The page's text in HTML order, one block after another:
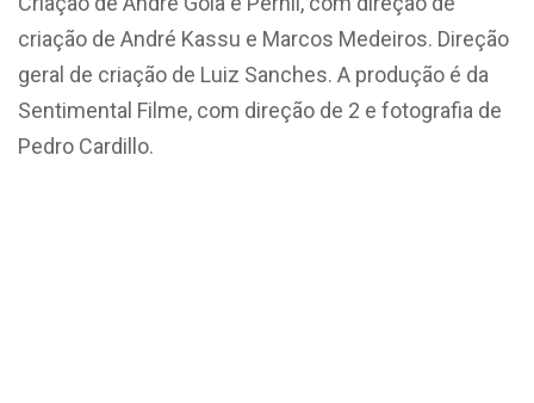
criação de André Kassu e Marcos Medeiros. Direção
geral de criação de Luiz Sanches. A produção é da
Sentimental Filme, com direção de 2 e fotografia de
Pedro Cardillo.